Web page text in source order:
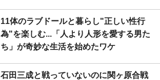
11体のラブドールと暮らし"正しい性行
為"を楽しむ...「人より人形を愛する男た
ち」が奇妙な生活を始めたワケ
石田三成と戦っていないのに関ヶ原合戦